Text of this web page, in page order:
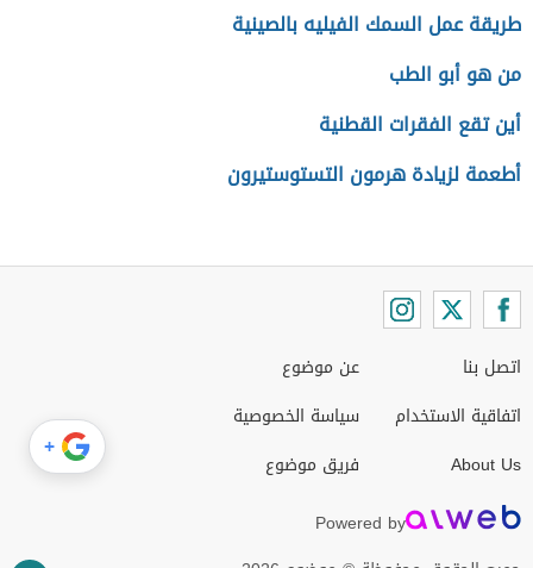
طريقة عمل السمك الفيليه بالصينية
من هو أبو الطب
أين تقع الفقرات القطنية
أطعمة لزيادة هرمون التستوستيرون
اتصل بنا
اتفاقية الاستخدام
About Us
عن موضوع
سياسة الخصوصية
فريق موضوع
Powered by
+